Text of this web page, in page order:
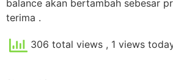
balance akan bertambah sebesar
terima .
306 total views , 1 views